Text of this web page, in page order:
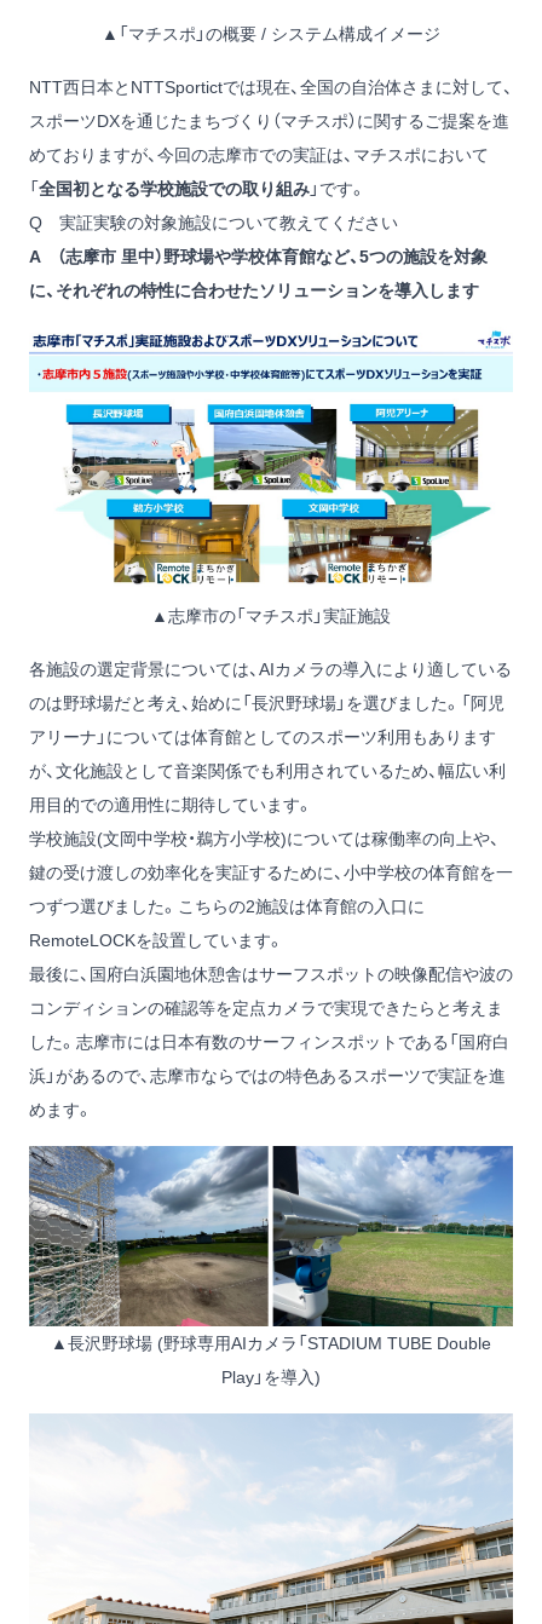
▲「マチスポ」の概要 / システム構成イメージ
NTT⻄日本とNTTSportictでは現在、全国の自治体さまに対して、
スポーツDXを通じたまちづくり（マチスポ）に関するご提案を進
めておりますが、今回の志摩市での実証は、マチスポにおいて
「 全国初となる学校施設での取り組み」です。
Q 実証実験の対象施設について教えてください
A （志摩市 里中）野球場や学校体育館など、5つの施設を対象
に、それぞれの特性に合わせたソリューションを導入します
▲志摩市の「マチスポ」実証施設
各施設の選定背景については、AIカメラの導入により適している
のは野球場だと考え、始めに「長沢野球場」を選びました。「阿児
アリーナ」については体育館としてのスポーツ利用もあります
が、文化施設として音楽関係でも利用されているため、幅広い利
用目的での適用性に期待しています。
学校施設(文岡中学校・鵜方小学校)については稼働率の向上や、
鍵の受け渡しの効率化を実証するために、小中学校の体育館を一
つずつ選びました。こちらの2施設は体育館の入口に
RemoteLOCKを設置しています。
最後に、国府白浜園地休憩舎はサーフスポットの映像配信や波の
コンディションの確認等を定点カメラで実現できたらと考えま
した。志摩市には日本有数のサーフィンスポットである「国府白
浜」があるので、志摩市ならではの特色あるスポーツで実証を進
めます。
▲長沢野球場 (野球専用AIカメラ「STADIUM TUBE Double
Play」を導入)